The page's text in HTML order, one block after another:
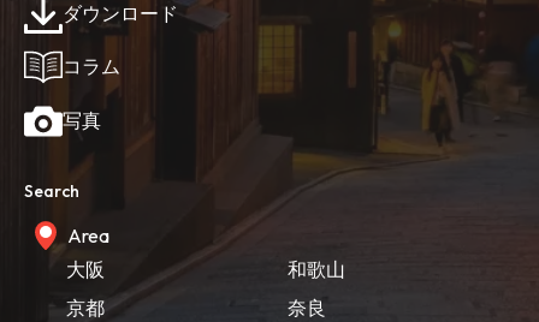
ダウンロード
コラム
写真
Search
Area
大阪
京都
和歌山
奈良